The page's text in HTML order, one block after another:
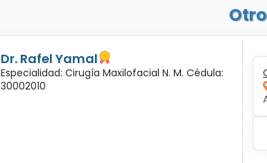
Dr. Rafel Yamal
Especialidad: Cirugía Maxilofacial N. M. Cédula:
30002010